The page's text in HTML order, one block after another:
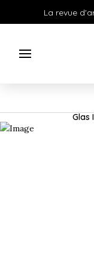
La revue
Glas